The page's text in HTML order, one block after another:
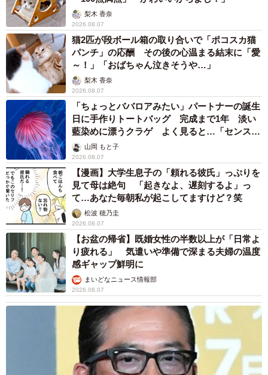
梨木 香奈
2026.08.07
猫2匹が段ボール箱の取り合いで「ポコスカ猫
パンチ」の応酬 その後の心温まる結末に「愛
～！」「おばちゃん泣きそうや…」
梨木 香奈
2026.08.07
「ちょっとババロアみたい」パートナーの誕生
日に手作りトートバッグ 完成まで1年 淡い
藍染めに漂うクラゲ よく見ると…「センスす
ごい」山岡 もと子
2026.08.07
【漫画】大学生息子の「頼れる彼氏」っぷりを
見て母は絶句 「起きなよ、遅刻するよ」っ
て…あなた毎朝私が起こしてますけど？笑
松波 穂乃圭
2026.08.07
【お盆の帰省】既婚女性の半数以上が「日常よ
り疲れる」 気遣いや準備で深まる夫婦の温度
感ギャップ鮮明に
まいどなニュース情報部
2026.08.07